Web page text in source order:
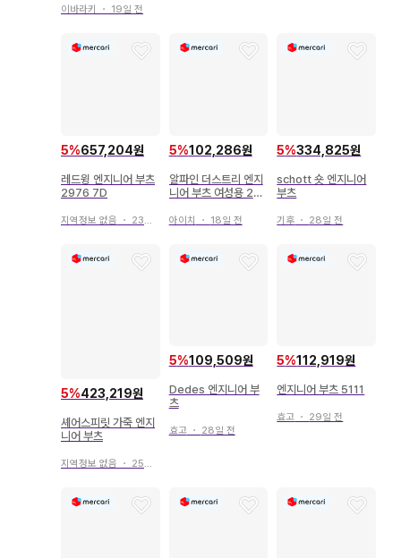
이바라키 ・ 19일 전
5%657,204원
레드윙 엔지니어 부츠
2976 7D
지역정보 없음 ・ 23일 전
5%102,286원
알파인 더스트리 엔지
니어 부츠 여성용 23.
아이치 ・ 18일 전
5%334,825원
schott 숏 엔지니어
부츠
기후 ・ 28일 전
5%423,219원
셰어스피릿 가죽 엔지
니어 부츠
지역정보 없음 ・ 25일 전
5%109,509원
Dedes 엔지니어 부
츠
효고・ 28일 전
5%112,919원
엔지니어 부츠 5111
효고 ・ 29일 전